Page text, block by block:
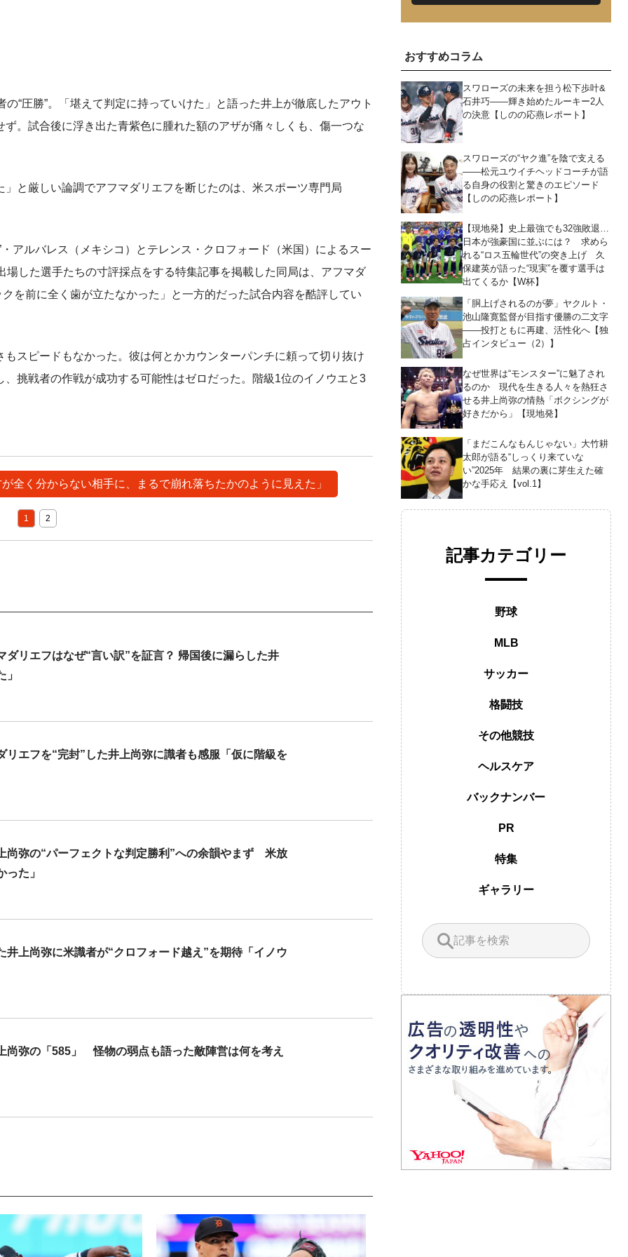
圧勝”。「堪えて判定に持っていけた」と語った井上が徹底したアウト
。試合後に浮き出た青紫色に腫れた額のアザが痛々しくも、傷一つな
と厳しい論調でアフマダリエフを断じたのは、米スポーツ専門局
ルバレス（メキシコ）とテレンス・クロフォード（米国）によるスー
した選手たちの寸評採点をする特集記事を掲載した同局は、アフマダ
を前に全く歯が立たなかった」と一方的だった試合内容を酷評してい
スピードもなかった。彼は何とかカウンターパンチに頼って切り抜け
挑戦者の作戦が成功する可能性はゼロだった。階級1位のイノウエと3
全く分からない相手に、まるで崩れ落ちたかのように見えた」
1 2
リエフはなぜ“言い訳”を証言？ 帰国後に漏らした井
エフを“完封”した井上尚弥に識者も感服「仮に階級を
尚弥の“パーフェクトな判定勝利”への余韻やまず 米放
た」
上尚弥に米識者が“クロフォード越え”を期待「イノウ
尚弥の「585」 怪物の弱点も語った敵陣営は何を考え
おすすめコラム
スワローズの未来を担う松下歩叶&
石井巧――輝き始めたルーキー2人
の決意【しのの応燕レポート】
スワローズの“ヤク進”を陰で支える
――松元ユウイチヘッドコーチが語
る自身の役割と驚きのエピソード
【しのの応燕レポート】
【現地発】史上最強でも32強敗退…
日本が強豪国に並ぶには？ 求めら
れる“ロス五輪世代”の突き上げ 久
保建英が語った“現実”を覆す選手は
出てくるか【W杯】
「胴上げされるのが夢」ヤクルト・
池山隆寛監督が目指す優勝の二文字
――投打ともに再建、活性化へ【独
占インタビュー（2）】
なぜ世界は“モンスター”に魅了され
るのか 現代を生きる人々を熱狂さ
せる井上尚弥の情熱「ボクシングが
好きだから」【現地発】
「まだこんなもんじゃない」大竹耕
太郎が語る“しっくり来ていな
い”2025年 結果の裏に芽生えた確
かな手応え【vol.1】
記事カテゴリー
野球
MLB
サッカー
格闘技
その他競技
ヘルスケア
バックナンバー
PR
特集
ギャラリー